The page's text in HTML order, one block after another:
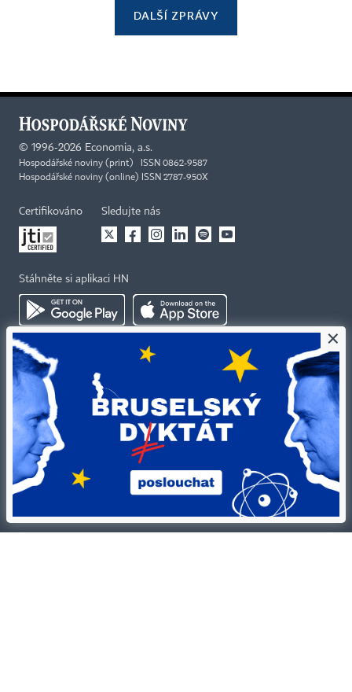
DALŠÍ ZPRÁVY
© 1996-2026 Economia, a.s.
Hospodářské noviny (print) ISSN 0862-9587
Hospodářské noviny (online) ISSN 2787-950X
Certifikováno Sledujte nás
Stáhněte si aplikaci HN
Kontakty
Tiráž redakce HN
Economia
Kariéra v HN
Ceník inzerce
Ochrana osobních údajů
Prohlášení o cookies
Nastavení soukromí
Všeobecné smluvní podmínky
Koupit / darovat předplatné
×